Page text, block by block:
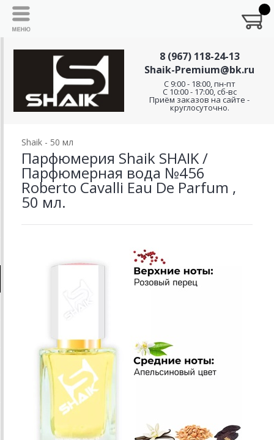
8 (967) 118-24-13
Shaik-Premium@bk.ru
C 9:00 - 18:00, пн-пт
С 10:00 - 17:00, сб-вс
Приём заказов на сайте -
круглосуточно.
Shaik - 50 мл
Парфюмерия Shaik SHAIK /
Парфюмерная вода №456
Roberto Cavalli Eau De Parfum ,
50 мл.